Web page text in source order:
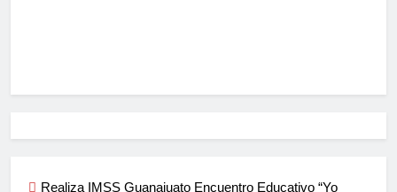
Realiza IMSS Guanajuato Encuentro Educativo “Yo